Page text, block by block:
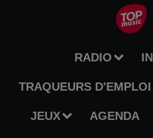
RADIO
TRAQUEURS D'EMPLOI
JEUX AGENDA